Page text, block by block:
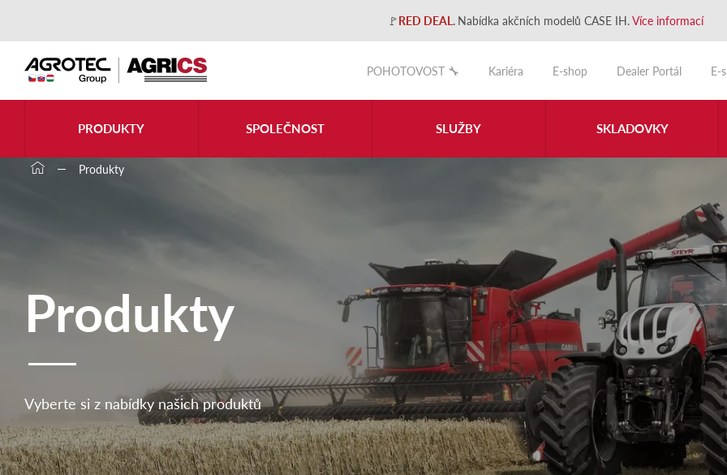
🚩RED DEAL. Nabídka akčních modelů CASE IH.Více informací
POHOTOVOST 🔧 Kariéra E-shop Dealer Portál E-
PRODUKTY SPOLEČNOST SLUŽBY SKLADOVKY
Produkty
Produkty
Vyberte si z nabídky našich produktů